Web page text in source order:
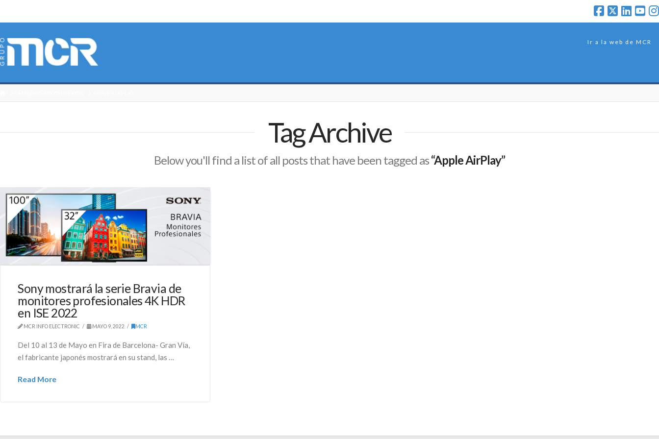
Ir a la web de MCR
Tag Archive
Below you'll find a list of all posts that have been tagged as“Apple AirPlay”
Sony mostrará la serie Bravia de
monitores profesionales 4K HDR
en ISE 2022
MCR INFO ELECTRONIC MAYO 9, 2022 MCR
Del 10 al 13 de Mayo en Fira de Barcelona- Gran Vía,
el fabricante japonés mostrará en su stand, las …
Read More